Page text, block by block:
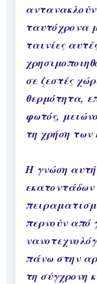
αντανακλούν
ταυτόχρονα
ταινίες
σε ζεστές
θερμότητα,
φωτός,
τη χρήση των
Η γνώση
εκατοντάδων
περνούν από
πάνω στην
τη σύγχρονη